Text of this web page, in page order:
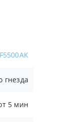
гнезда
5 мин